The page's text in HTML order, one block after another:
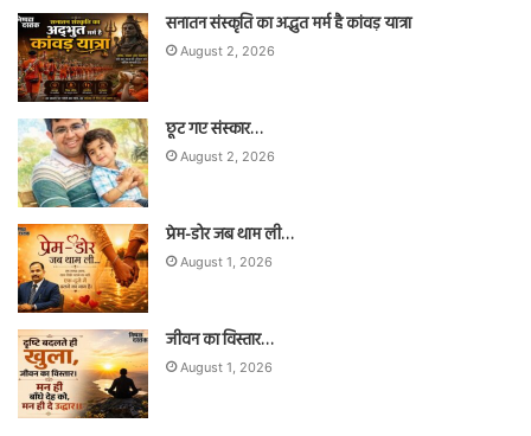
सनातन संस्कृति का अद्भुत मर्म है कांवड़ यात्रा
August 2, 2026
छूट गए संस्कार…
August 2, 2026
प्रेम-डोर जब थाम ली…
August 1, 2026
जीवन का विस्तार…
August 1, 2026